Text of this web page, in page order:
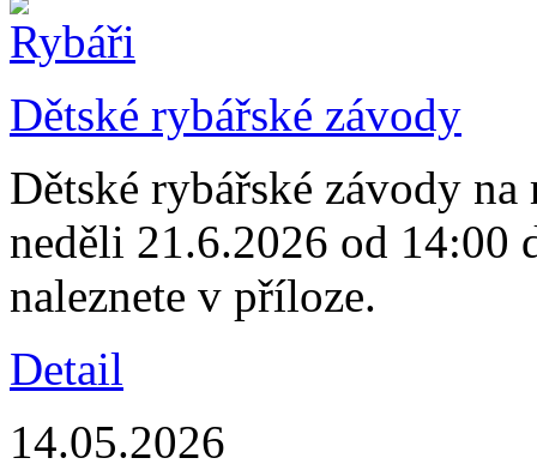
Dětské rybářské závody
Dětské rybářské závody
neděli 21.6.2026 od 14:00
naleznete v příloze.
Detail
14.05.2026